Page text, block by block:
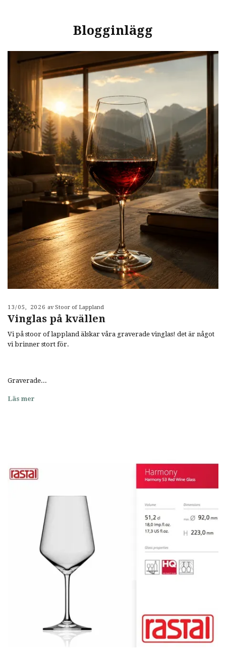
Blogginlägg
13/05, 2026 av Stoor of Lappland
Vinglas på kvällen
Vi på stoor of lappland älskar våra graverade vinglas! det är något
vi brinner stort för.
Graverade...
Läs mer